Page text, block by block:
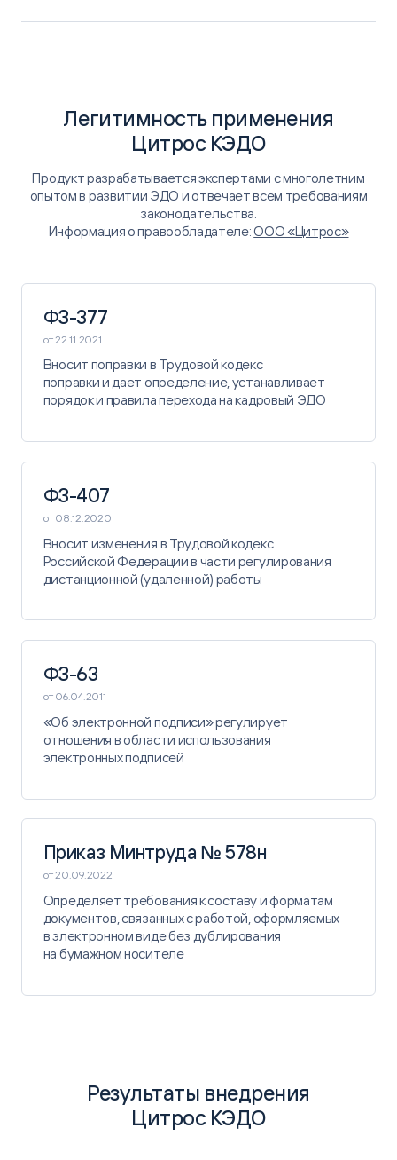
Легитимность применения
Цитрос КЭДО
Продукт разрабатывается экспертами с многолетним
опытом в развитии ЭДО ​и отвечает всем требованиям
законодательства.
Информация о правообладателе:ООО «Цитрос»
ФЗ-377
от 22.11.2021
Вносит поправки ​в Трудовой кодекс
​поправки и дает ​определение, ​устанавливает
порядок ​и правила перехода ​на кадровый ЭДО​
ФЗ-407
от 08.12.2020​
Вносит изменения ​в Трудовой кодекс
Российской Федерации в части регулирования
дистанционной (удаленной) работы
ФЗ-63
от 06.04.2011
«Об электронной подписи» регулирует
отношения в области использования
электронных подписей​
Приказ Минтруда № 578н
от 20.09.2022
Определяет требования ​к составу и форматам
документов, связанных ​с работой, оформляемых
​в электронном виде ​без дублирования
на бумажном носителе​
Результаты внедрения
Цитрос КЭДО